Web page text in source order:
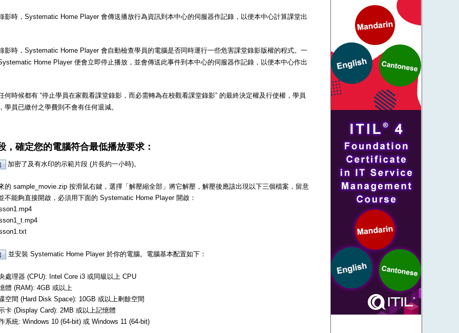
影時，Systematic Home Player 會傳送播放行為資訊到本中心的伺服器作記錄，以便本中心計算課堂出
影時，Systematic Home Player 會自動檢查學員的電腦是否同時運行一些危害課堂錄影版權的程式。一
Home Player 便會立即停止播放，並會傳送此事件到本中心的伺服器作記錄，以便本中心作出
何時候都有 “停止學員在家觀看課堂錄影，而必需轉為在校觀看課堂錄影” 的最終決定權及行使權，學員
學員已繳付之學費則不會有任何退減。
，確定您的電腦符合最低播放要求：
加密了及有水印的示範片段 (片長約一小時)。
的 sample_movie.zip 按滑鼠右鍵，選擇「解壓縮全部」將它解壓，解壓後應該出現以下三個檔案，留意
不能夠直接開啟，必須用下面的 Systematic Home Player 開啟：
並安裝 Systematic Home Player 於你的電腦。電腦基本配置如下：
處理器 (CPU): Intel Core i3 或同級以上 CPU
體 (RAM): 4GB 或以上
空間 (Hard Disk Space): 10GB 或以上剩餘空間
卡 (Display Card): 2MB 或以上記憶體
系統: Windows 10 (64-bit) 或 Windows 11 (64-bit)